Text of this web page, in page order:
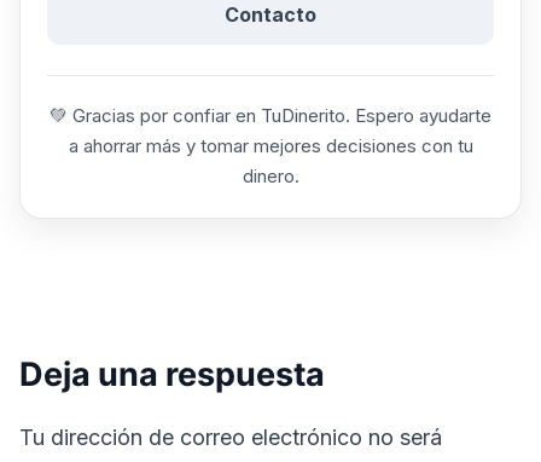
Contacto
💚 Gracias por confiar en TuDinerito. Espero ayudarte
a ahorrar más y tomar mejores decisiones con tu
dinero.
Deja una respuesta
Tu dirección de correo electrónico no será